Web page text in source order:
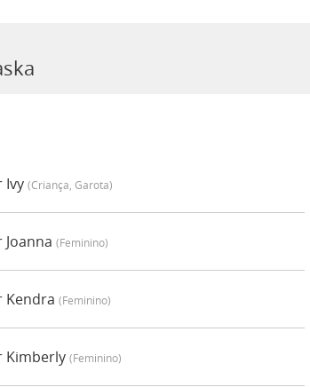
Ivy (criança, Garota)
(feminino)
Kendra (feminino)
Kimberly (feminino)